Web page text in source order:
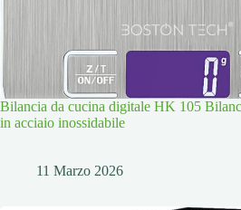
Bilancia da cucina digitale HK 105
in acciaio inossidabile
11 Marzo 2026